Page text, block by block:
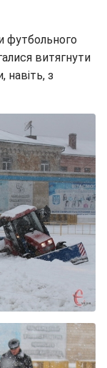
футбольного
витягнути
навіть, з